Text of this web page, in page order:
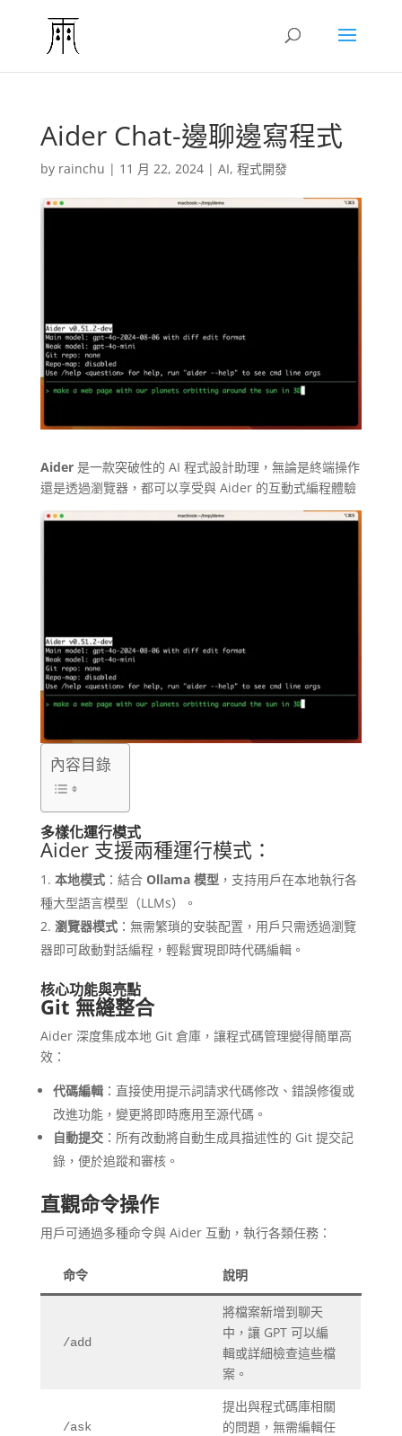
Aider Chat-邊聊邊寫程式
by rainchu | 11 月 22, 2024| AI, 程式開發
Aider是一款突破性的 AI 程式設計助理，無論是終端操作
還是透過瀏覽器，都可以享受與 Aider 的互動式編程體驗
內容目錄
多樣化運行模式
Aider 支援兩種運行模式：
本地模式：結合 Ollama 模型 ，支持用戶在本地執行各
種大型語言模型（LLMs）。
瀏覽器模式：無需繁瑣的安裝配置，用戶只需透過瀏覽
器即可啟動對話編程，輕鬆實現即時代碼編輯。
核心功能與亮點
Git 無縫整合
Aider 深度集成本地 Git 倉庫，讓程式碼管理變得簡單高
效：
代碼編輯：直接使用提示詞請求代碼修改、錯誤修復或
改進功能，變更將即時應用至源代碼。
自動提交：所有改動將自動生成具描述性的 Git 提交記
錄，便於追蹤和審核。
直觀命令操作
用戶可通過多種命令與 Aider 互動，執行各類任務：
命令 說明
/add
將檔案新增到聊天
中，讓 GPT 可以編
輯或詳細檢查這些檔
案。
/ask
提出與程式碼庫相關
的問題，無需編輯任